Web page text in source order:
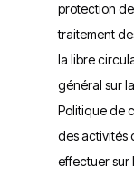
protection
traitement
la libre
général sur
Politique de
des activités
effectuer sur